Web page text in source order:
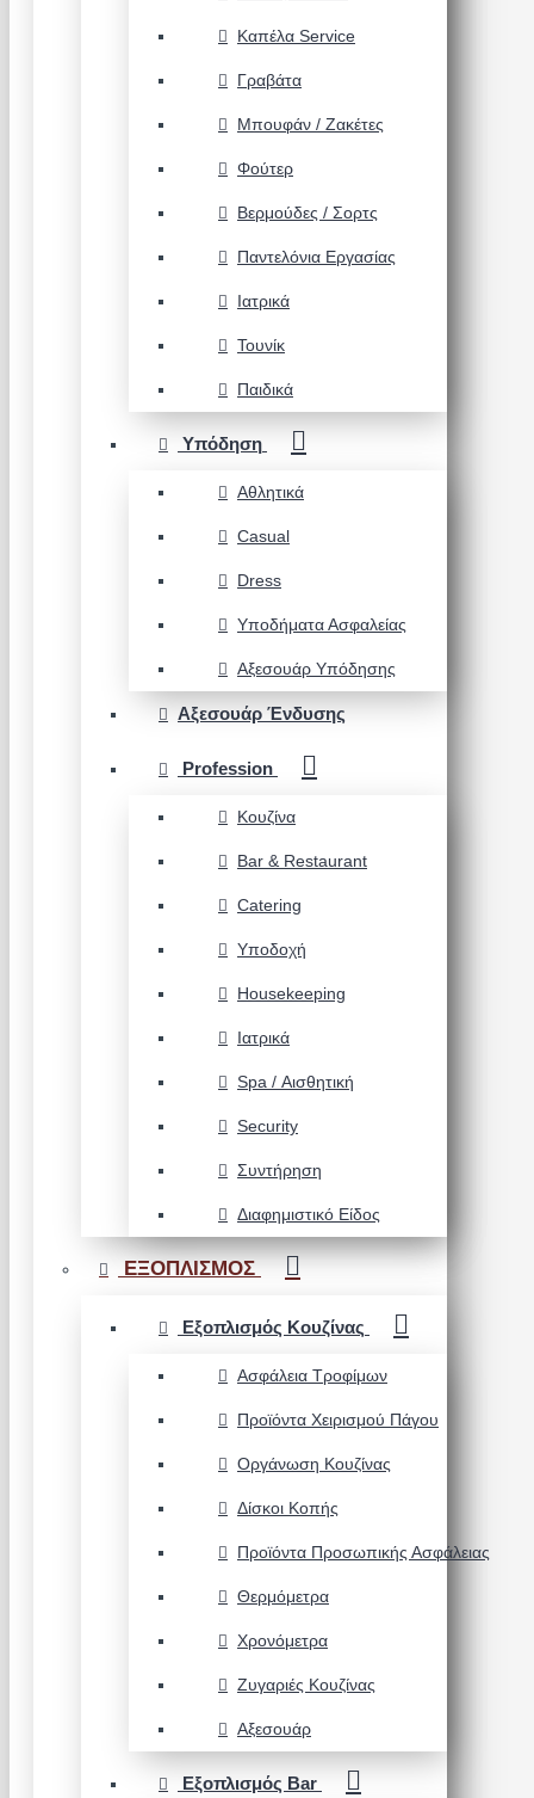
Καπέλα Service
Γραβάτα
Μπουφάν / Ζακέτες
Φούτερ
Βερμούδες / Σορτς
Παντελόνια Εργασίας
Ιατρικά
Τουνίκ
Παιδικά
Υπόδηση
Αθλητικά
Casual
Dress
Υποδήματα Ασφαλείας
Αξεσουάρ Υπόδησης
Αξεσουάρ Ένδυσης
Profession
Κουζίνα
Bar & Restaurant
Catering
Υποδοχή
Housekeeping
Ιατρικά
Spa / Αισθητική
Security
Συντήρηση
Διαφημιστικό Είδος
ΕΞΟΠΛΙΣΜΟΣ
Εξοπλισμός Κουζίνας
Ασφάλεια Τροφίμων
Προϊόντα Χειρισμού Πάγου
Οργάνωση Κουζίνας
Δίσκοι Κοπής
Προϊόντα Προσωπικής Ασφάλειας
Θερμόμετρα
Χρονόμετρα
Ζυγαριές Κουζίνας
Αξεσουάρ
Εξοπλισμός Bar